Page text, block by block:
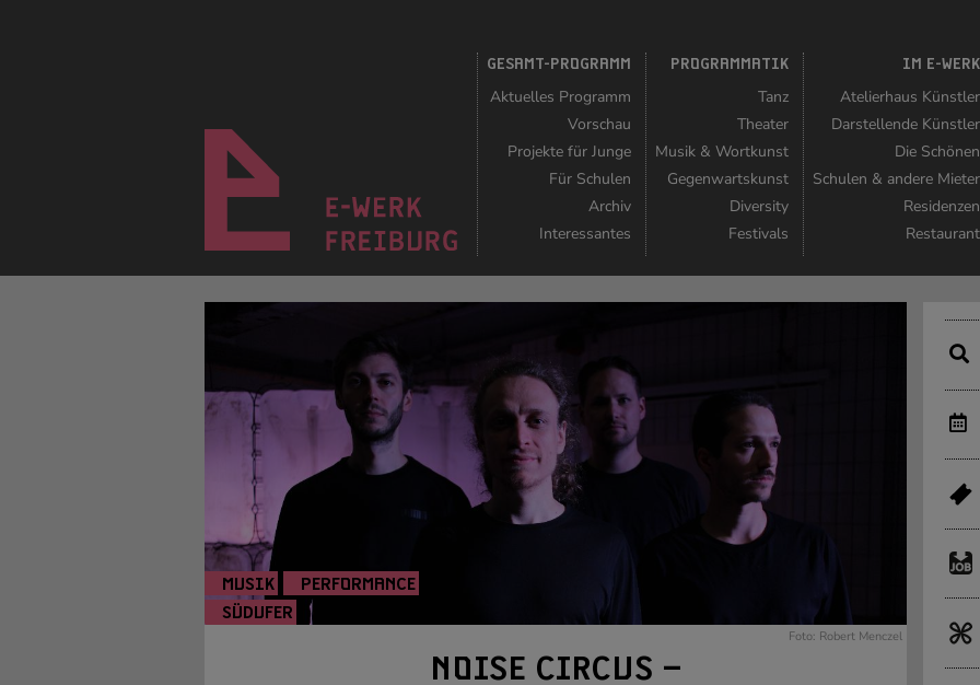
GESAMT-PROGRAMM
Aktuelles Programm
Vorschau
Projekte für Junge
Für Schulen
Archiv
Interessantes
PROGRAMMATIK
Tanz
Theater
Musik & Wortkunst
Gegenwartskunst
Diversity
Festivals
IM E-WERK
Atelierhaus Künstler
Darstellende Künstler
Die Schönen
Schulen & andere Mieter
Residenzen
Restaurant
MUSIK
PERFORMANCE
SÜDUFER
Foto: Robert Menczel
NOISE CIRCUS –